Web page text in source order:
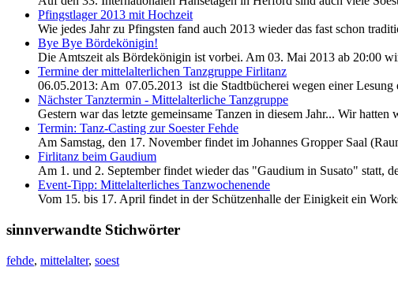
Pfingstlager 2013 mit Hochzeit
Wie jedes Jahr zu Pfingsten fand auch 2013 wieder das fast schon
Bye Bye Bördekönigin!
Die Amtszeit als Bördekönigin ist vorbei. Am 03. Mai 2013 ab 20:00
Termine der mittelalterlichen Tanzgruppe Firlitanz
06.05.2013: Am 07.05.2013 ist die Stadtbücherei wegen einer
Nächster Tanztermin - Mittelalterliche Tanzgruppe
Gestern war das letzte gemeinsame Tanzen in diesem Jahr... Wir
Termin: Tanz-Casting zur Soester Fehde
Am Samstag, den 17. November findet im Johannes Gropper Saal
Firlitanz beim Gaudium
Am 1. und 2. September findet wieder das "Gaudium in Susato" statt,
Event-Tipp: Mittelalterliches Tanzwochenende
Vom 15. bis 17. April findet in der Schützenhalle der Einigkeit ein
sinnverwandte Stichwörter
fehde, mittelalter, soest